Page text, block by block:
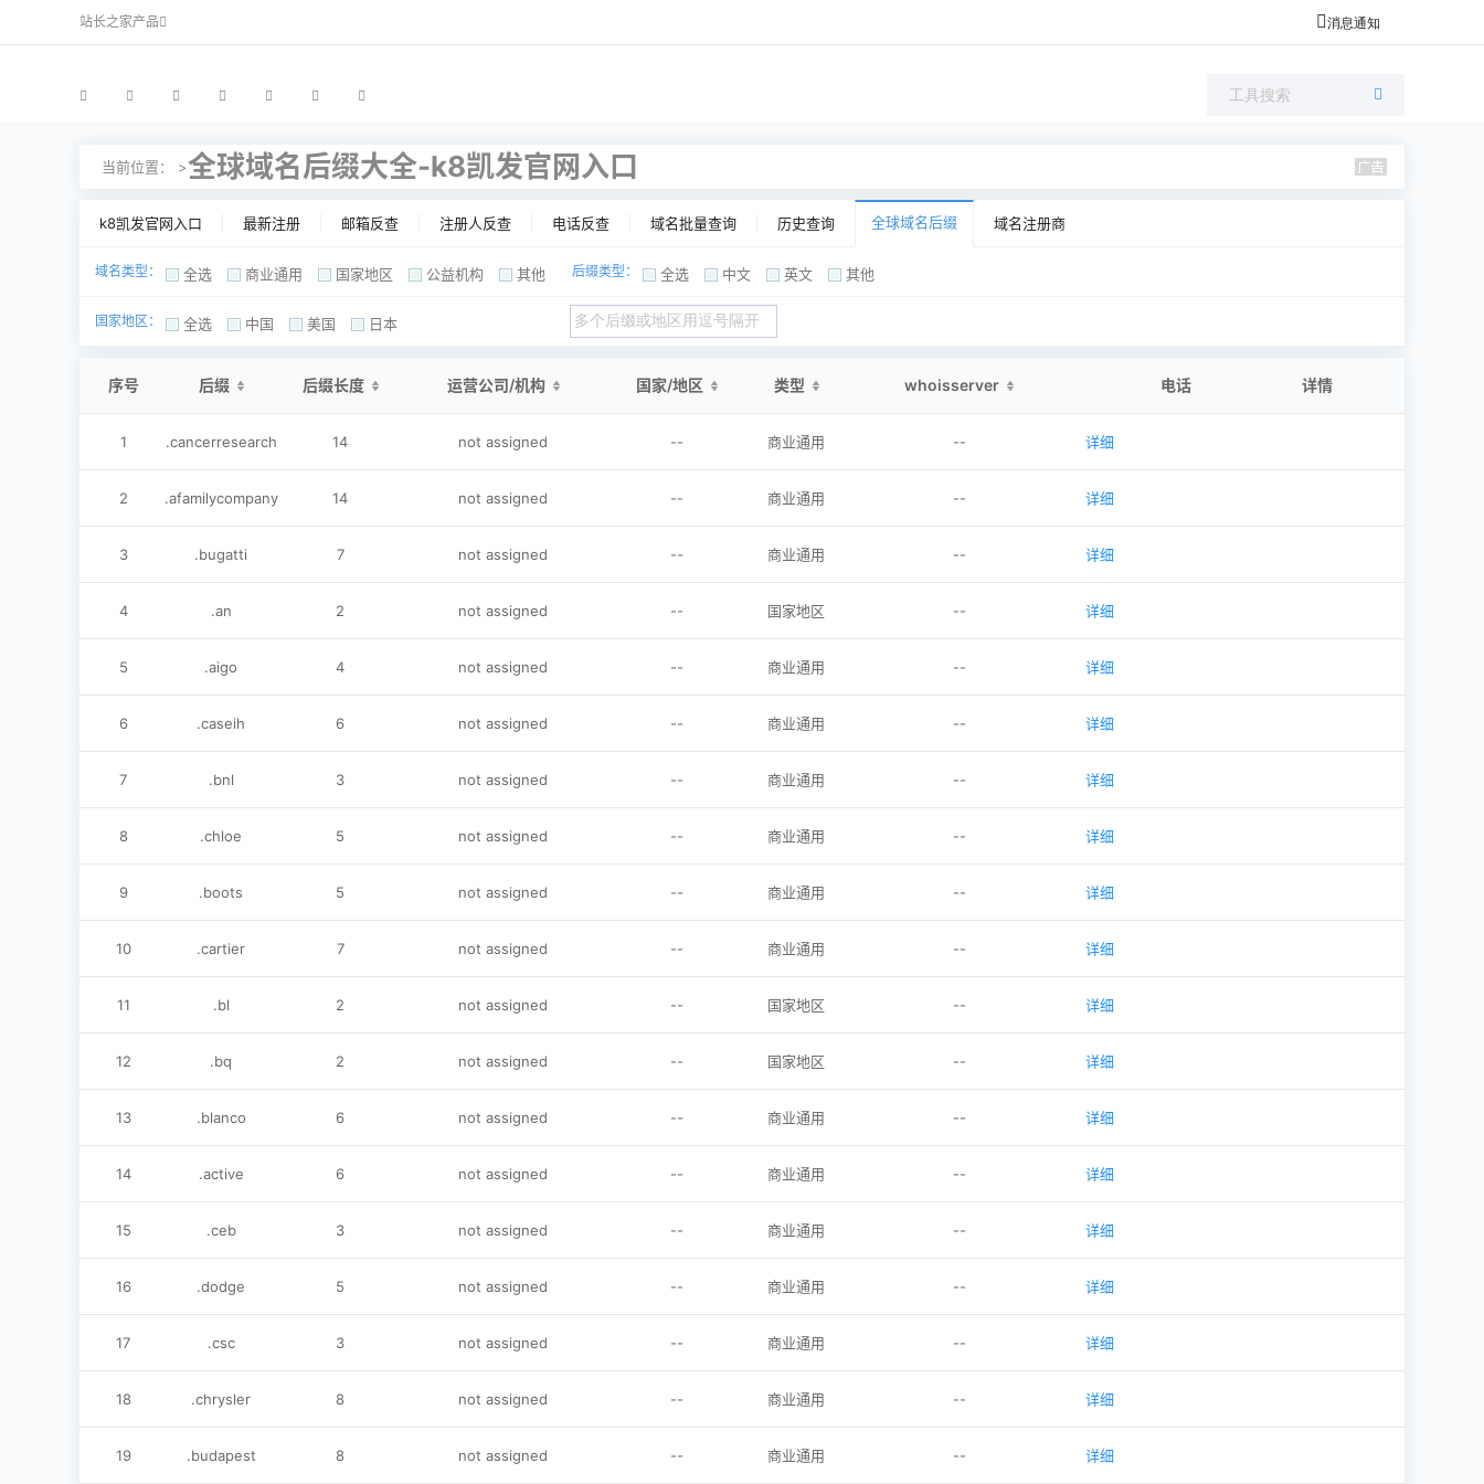
站长之家产品 消息通知
当前位置： >全球域名后缀大全-k8凯发官网入口
k8凯发官网入口 最新注册 邮箱反查 注册人反查 电话反查 域名批量查询 历史查询 全球域名后缀 域名注册商
域名类型： 全选 商业通用 国家地区 公益机构 其他 后缀类型： 全选 中文 英文 其他
国家地区： 全选 中国 美国 日本
序号 后缀 后缀长度 运营公司/机构 国家/地区 类型 whoisserver 电话 详情
1 .cancerresearch 14 not assigned -- 商业通用 -- 详细
2 .afamilycompany 14 not assigned -- 商业通用 -- 详细
3 .bugatti 7 not assigned -- 商业通用 -- 详细
4 .an 2 not assigned -- 国家地区 -- 详细
5 .aigo 4 not assigned -- 商业通用 -- 详细
6 .caseih 6 not assigned -- 商业通用 -- 详细
7 .bnl 3 not assigned -- 商业通用 -- 详细
8 .chloe 5 not assigned -- 商业通用 -- 详细
9 .boots 5 not assigned -- 商业通用 -- 详细
10 .cartier 7 not assigned -- 商业通用 -- 详细
11 .bl 2 not assigned -- 国家地区 -- 详细
12 .bq 2 not assigned -- 国家地区 -- 详细
13 .blanco 6 not assigned -- 商业通用 -- 详细
14 .active 6 not assigned -- 商业通用 -- 详细
15 .ceb 3 not assigned -- 商业通用 -- 详细
16 .dodge 5 not assigned -- 商业通用 -- 详细
17 .csc 3 not assigned -- 商业通用 -- 详细
18 .chrysler 8 not assigned -- 商业通用 -- 详细
19 .budapest 8 not assigned -- 商业通用 -- 详细